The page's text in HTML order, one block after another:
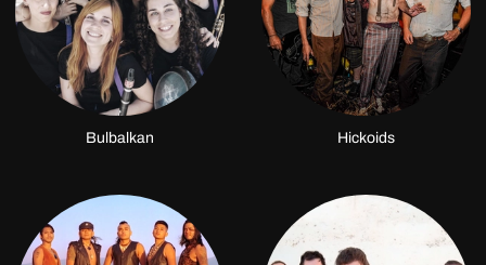
Bulbalkan Hickoids